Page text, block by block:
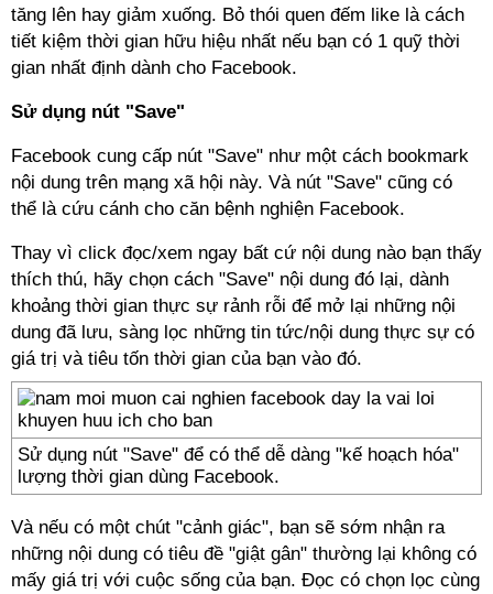
tăng lên hay giảm xuống. Bỏ thói quen đếm like là cách
tiết kiệm thời gian hữu hiệu nhất nếu bạn có 1 quỹ thời
gian nhất định dành cho Facebook.
Sử dụng nút "Save"
Facebook cung cấp nút "Save" như một cách bookmark
nội dung trên mạng xã hội này. Và nút "Save" cũng có
thể là cứu cánh cho căn bệnh nghiện Facebook.
Thay vì click đọc/xem ngay bất cứ nội dung nào bạn thấy
thích thú, hãy chọn cách "Save" nội dung đó lại, dành
khoảng thời gian thực sự rảnh rỗi để mở lại những nội
dung đã lưu, sàng lọc những tin tức/nội dung thực sự có
giá trị và tiêu tốn thời gian của bạn vào đó.
Sử dụng nút "Save" để có thể dễ dàng "kế hoạch hóa"
lượng thời gian dùng Facebook.
Và nếu có một chút "cảnh giác", bạn sẽ sớm nhận ra
những nội dung có tiêu đề "giật gân" thường lại không có
mấy giá trị với cuộc sống của bạn. Đọc có chọn lọc cùng